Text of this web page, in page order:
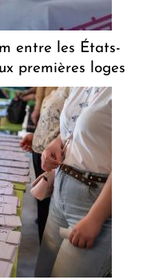
entre les États-
premières loges